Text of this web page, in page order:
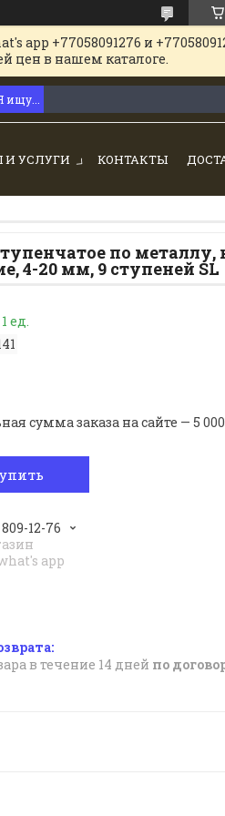
+77058091276 и
цен в нашем каталоге.
И УСЛУГИ КОНТАКТЫ
по
4-20 мм, 9 ступеней SL
ед.
сумма заказа на сайте — 5
12-76
app
в течение 14 дней по